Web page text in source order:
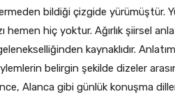
bildiği çizgide yürümüştür.
hemen hiç yoktur. Ağırlık şiirsel
kaynaklıdır.
belirgin şekilde dizeler
Alanca gibi günlük konuşma